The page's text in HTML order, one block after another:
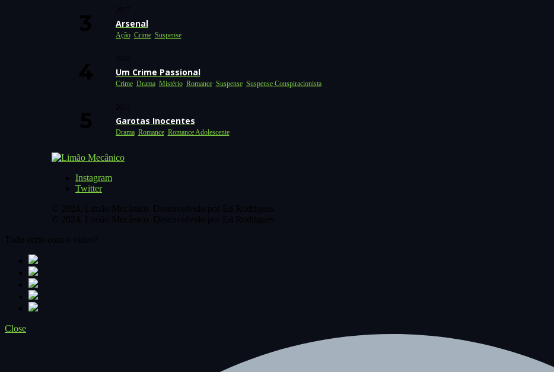
Arsenal
Ação, Crime, Suspense
Um Crime Passional
Crime, Drama, Mistério, Romance, Suspense, Suspense Conspiracionista
Garotas Inocentes
Drama, Romance, Romance Adolescente
Instagram
Twitter
Close